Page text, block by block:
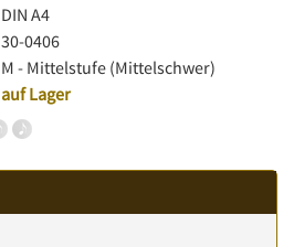
DIN A4
30-0406
M - Mittelstufe (Mittelschwer)
auf Lager